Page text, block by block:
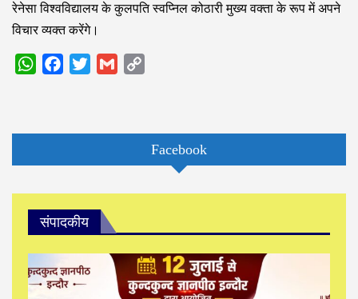
रेनेसा विश्वविद्यालय के कुलपति स्वप्निल कोठारी मुख्य वक्ता के रूप में अपने
विचार व्यक्त करेंगे।
WhatsAppFacebook
Twitter Gmail
Facebook
संपादकीय